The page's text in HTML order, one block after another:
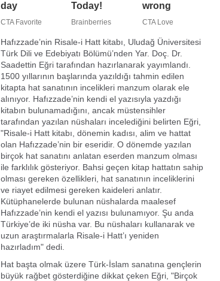
Hafızzade’nin Risale-i Hatt kitabı, Uludağ Üniversitesi
Türk Dili ve Edebiyatı Bölümü’nden Yar. Doç. Dr.
Saadettin Eğri tarafından hazırlanarak yayımlandı.
1500 yıllarının başlarında yazıldığı tahmin edilen
kitapta hat sanatının incelikleri manzum olarak ele
alınıyor. Hafızzade’nin kendi el yazısıyla yazdığı
kitabın bulunamadığını, ancak müstensihler
tarafından yazılan nüshaları incelediğini belirten Eğri,
"Risale-i Hatt kitabı, dönemin kadısı, alim ve hattat
olan Hafızzade’nin bir eseridir. O dönemde yazılan
birçok hat sanatını anlatan eserden manzum olması
ile farklılık gösteriyor. Bahsi geçen kitap hattatın sahip
olması gereken özellikleri, hat sanatının inceliklerini
ve riayet edilmesi gereken kaideleri anlatır.
Kütüphanelerde bulunan nüshalarda maalesef
Hafızzade’nin kendi el yazısı bulunamıyor. Şu anda
Türkiye’de iki nüsha var. Bu nüshaları kullanarak ve
uzun araştırmalarla Risale-i Hatt’ı yeniden
hazırladım" dedi.
Hat başta olmak üzere Türk-İslam sanatına gençlerin
büyük rağbet gösterdiğine dikkat çeken Eğri, "Birçok